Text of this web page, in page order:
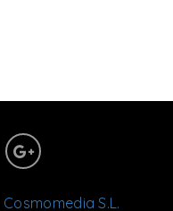
Cosmomedia S.L.